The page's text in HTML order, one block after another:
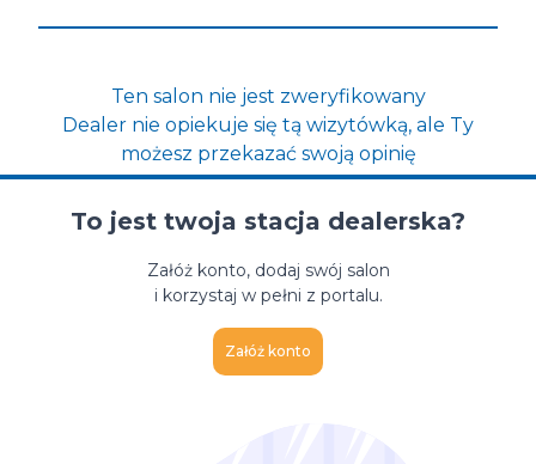
Ten salon nie jest zweryfikowany
Dealer nie opiekuje się tą wizytówką, ale Ty
możesz przekazać swoją opinię
To jest twoja stacja dealerska?
Załóż konto, dodaj swój salon
i korzystaj w pełni z portalu.
Załóż konto